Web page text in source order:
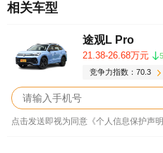
相关车型
途观L Pro
21.38-26.68万元
竞争力指数：70.3
点击发送即视为同意《个人信息保护声明